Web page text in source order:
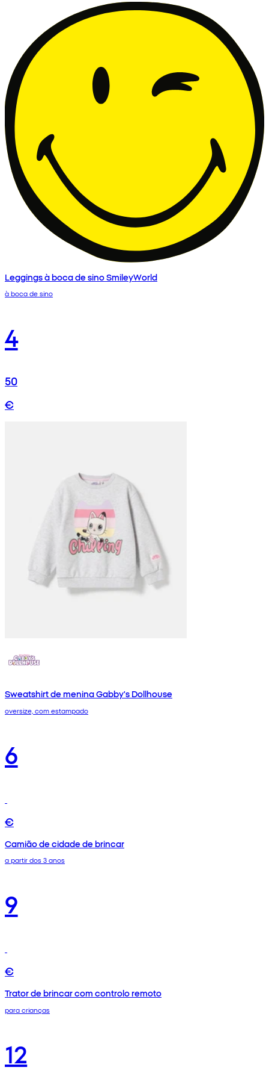
Leggings à boca de sino SmileyWorld
à boca de sino
4
50
€
Sweatshirt de menina Gabby's Dollhouse
oversize, com estampado
6
€
Camião de cidade de brincar
a partir dos 3 anos
9
€
Trator de brincar com controlo remoto
para crianças
12